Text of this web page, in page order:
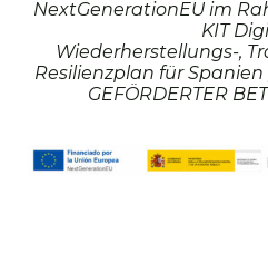
NextGenerationEU im
KIT
Wiederherstellungs-,
Resilienzplan für Spanien
GEFÖRDERTER